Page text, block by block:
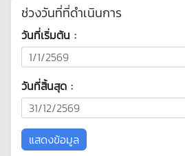
ช่วงวันที่ที่ดำเนินการ
วันที่เริ่มต้น :
วันที่สิ้นสุด :